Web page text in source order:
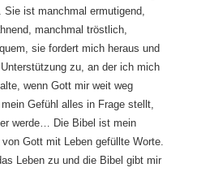
Sie ist manchmal ermutigend,
manchmal tröstlich,
sie fordert mich heraus und
zu, an der ich mich
wenn Gott mir weit weg
Gefühl alles in Frage stellt,
werde… Die Bibel ist mein
Gott mit Leben gefüllte Worte.
Leben zu und die Bibel gibt mir